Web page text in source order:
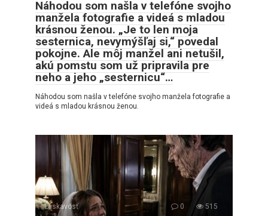
Náhodou som našla v telefóne svojho
manžela fotografie a videá s mladou
krásnou ženou. „Je to len moja
sesternica, nevymýšľaj si,“ povedal
pokojne. Ale môj manžel ani netušil,
akú pomstu som už pripravila pre
neho a jeho „sesternicu“…
Náhodou som našla v telefóne svojho manžela fotografie a
videá s mladou krásnou ženou.
Láskavosť 0 515